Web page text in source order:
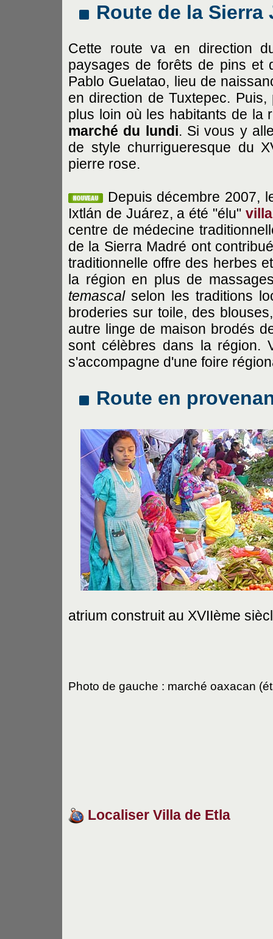
Route de la Sierra
Cette route va en direction
paysages de forêts de pins et
Pablo Guelatao, lieu de
en direction de Tuxtepec.
plus loin où les habitants de la
marché du lundi. Si vous y
de style churrigueresque du
pierre rose.
Depuis décembre 2007,
Ixtlán de Juárez, a été "élu"
centre de médecine
de la Sierra Madré ont
traditionnelle offre des herbes
la région en plus de
temascalselon les traditions
broderies sur toile, des
autre linge de maison brodés
sont célèbres dans la région.
s'accompagne d'une foire
Route en
atrium construit au XVIIème
Photo de gauche : marché oaxacan
Localiser Villa de Etla